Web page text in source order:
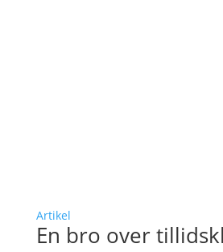
Artikel
En bro over